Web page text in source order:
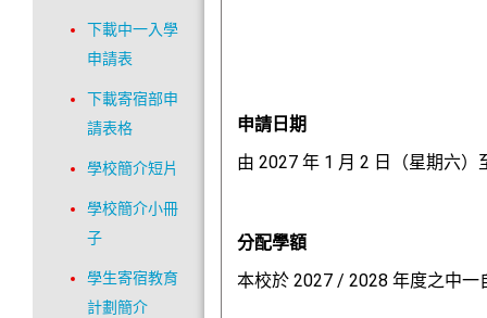
申請日期
由 2027 年 1 月 2 日（星期六
分配學額
本校於 2027 / 2028 年度之中
下載中一入學
申請表
下載寄宿部申
請表格
學校簡介短片
學校簡介小冊
子
學生寄宿教育
計劃簡介